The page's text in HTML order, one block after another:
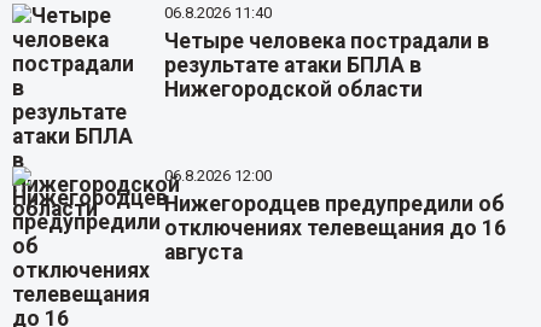
06.8.2026 11:40
Четыре человека пострадали в
результате атаки БПЛА в
Нижегородской области
06.8.2026 12:00
Нижегородцев предупредили об
отключениях телевещания до 16
августа